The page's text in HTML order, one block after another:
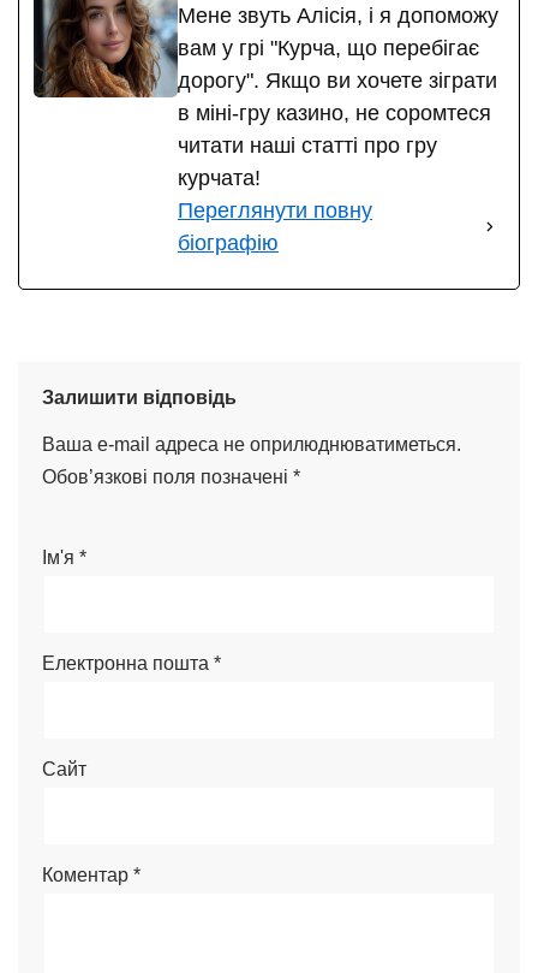
Мене звуть Алісія, і я допоможу
вам у грі "Курча, що перебігає
дорогу". Якщо ви хочете зіграти
в міні-гру казино, не соромтеся
читати наші статті про гру
курчата!
Переглянути повну
біографію
Залишити відповідь
Ваша e-mail адреса не оприлюднюватиметься.
Обов’язкові поля позначені *
Ім'я *
Електронна пошта *
Сайт
Коментар *